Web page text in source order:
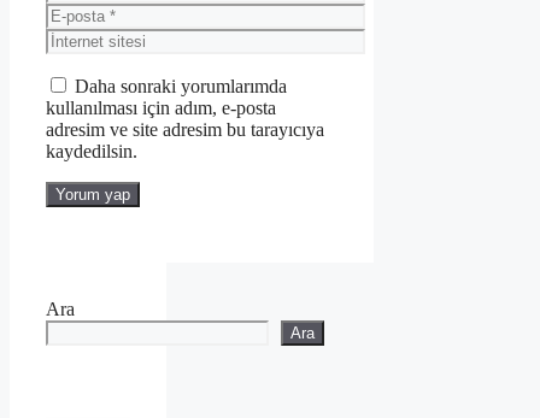
E-
posta
İnternet
sitesi
Daha sonraki yorumlarımda
kullanılması için adım, e-posta
adresim ve site adresim bu tarayıcıya
kaydedilsin.
Ara
Ara